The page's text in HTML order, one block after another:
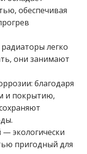
обеспечивая
легко
они занимают
благодаря
и покрытию,
экологически
пригодный для